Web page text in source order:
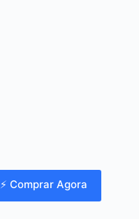
⚡ Comprar Agora